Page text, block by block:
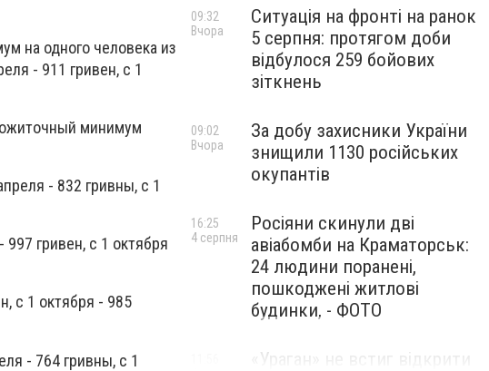
на одного человека из
- 911 гривен, с 1
минимум
- 832 гривны, с 1
гривен, с 1 октября
с 1 октября - 985
- 764 гривны, с 1
Ситуація на фронті на ранок
5 серпня: протягом доби
відбулося 259 бойових
зіткнень
09:32
Вчора
За добу захисники України
знищили 1130 російських
окупантів
09:02
Вчора
Росіяни скинули дві
авіабомби на Краматорськ:
24 людини поранені,
пошкоджені житлові
будинки, - ФОТО
16:25
4 серпня
«Ураган» не встиг відкрити